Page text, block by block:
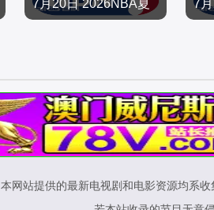
7月20日 2026NBA夏
2026/大陆
7
本网站提供的最新电视剧和电影资源均系